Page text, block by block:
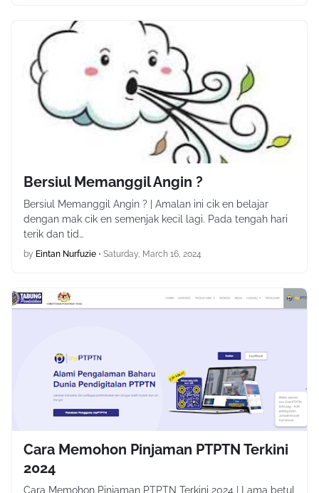
Bersiul Memanggil Angin ?
Bersiul Memanggil Angin ? | Amalan ini cik en belajar
dengan mak cik en semenjak kecil lagi. Pada tengah hari
terik dan tid…
by Eintan Nurfuzie • Saturday, March 16, 2024
Cara Memohon Pinjaman PTPTN Terkini
2024
Cara Memohon Pinjaman PTPTN Terkini 2024 | Lama betul